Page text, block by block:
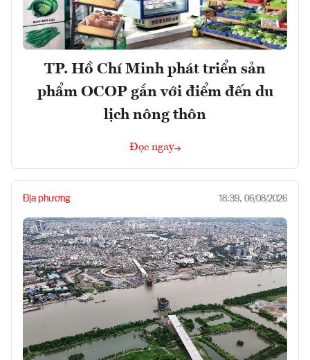
TP. Hồ Chí Minh phát triển sản
phẩm OCOP gắn với điểm đến du
lịch nông thôn
Đọc ngay
Địa phương 18:39, 06/08/2026